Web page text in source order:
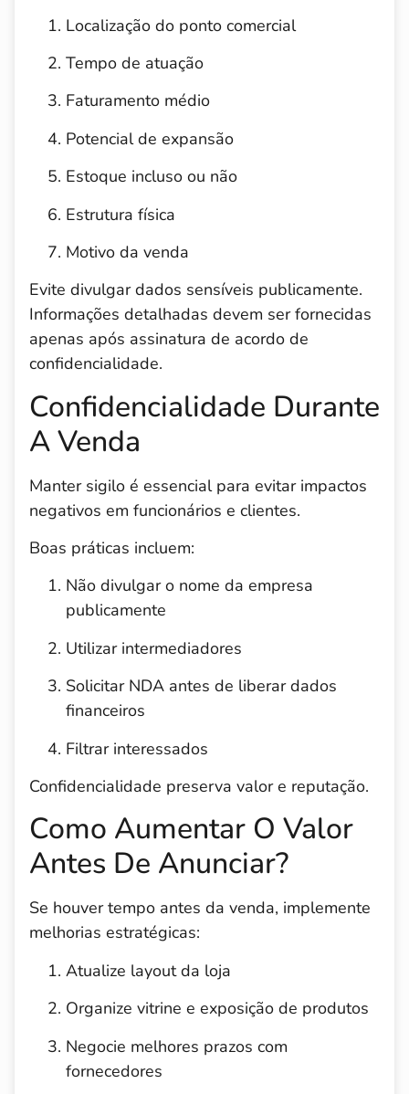
Localização do ponto comercial
Tempo de atuação
Faturamento médio
Potencial de expansão
Estoque incluso ou não
Estrutura física
Motivo da venda
Evite divulgar dados sensíveis publicamente.
Informações detalhadas devem ser fornecidas
apenas após assinatura de acordo de
confidencialidade.
Confidencialidade Durante
A Venda
Manter sigilo é essencial para evitar impactos
negativos em funcionários e clientes.
Boas práticas incluem:
Não divulgar o nome da empresa
publicamente
Utilizar intermediadores
Solicitar NDA antes de liberar dados
financeiros
Filtrar interessados
Confidencialidade preserva valor e reputação.
Como Aumentar O Valor
Antes De Anunciar?
Se houver tempo antes da venda, implemente
melhorias estratégicas:
Atualize layout da loja
Organize vitrine e exposição de produtos
Negocie melhores prazos com
fornecedores